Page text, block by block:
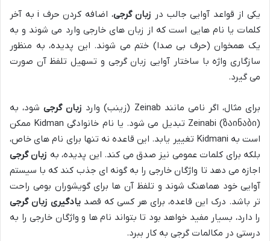
یکی از قواعد آوایی جالب در زبان گرجی
، اضافه کردن حرف i به آخر
کلمات یا نام هایی است که از زبان های خارجی وارد می شوند و به
یک همخوان (حرف بی صدا) ختم می شوند. این پدیده، به منظور
سازگاری واژه با ساختار آوایی زبان گرجی و تسهیل تلفظ آن صورت
می گیرد.
برای مثال، اگر نامی مانند Zeinab (زینب) وارد زبان گرجیشود، به
Zeinabi (ზაინაბი) تبدیل می شود. یا نام خانوادگی Kidman ممکن
است به Kidmani تغییر یابد. این قاعده نه تنها برای نام های خاص،
بلکه برای کلمات عمومی نیز صدق می کند. این پدیده، به زبان گرجی
اجازه می دهد تا واژگان خارجی را به گونه ای جذب کند که با سیستم
آوایی خود هماهنگ شوند و تلفظ آن ها برای گویشوران بومی راحت
تر باشد. درک این قاعده، برای هر کسی که قصد یادگیری زبان گرجی
را دارد، بسیار مفید خواهد بود تا بتواند نام ها و واژگان خارجی را به
درستی در مکالمات گرجی به کار ببرد.